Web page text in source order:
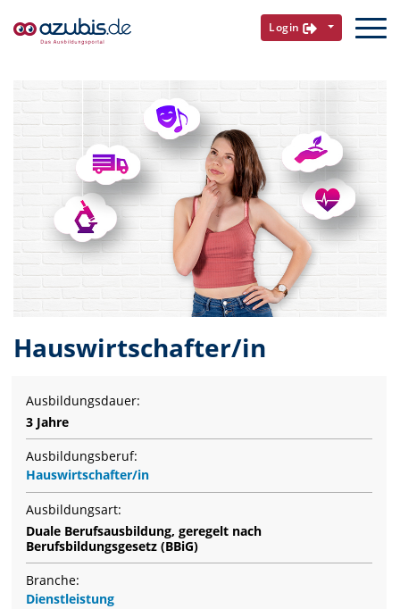
Login
Hauswirtschafter/in
Ausbildungsdauer:
3 Jahre
Ausbildungsberuf:
Hauswirtschafter/in
Ausbildungsart:
Duale Berufsausbildung, geregelt nach
Berufsbildungsgesetz (BBiG)
Branche:
Dienstleistung